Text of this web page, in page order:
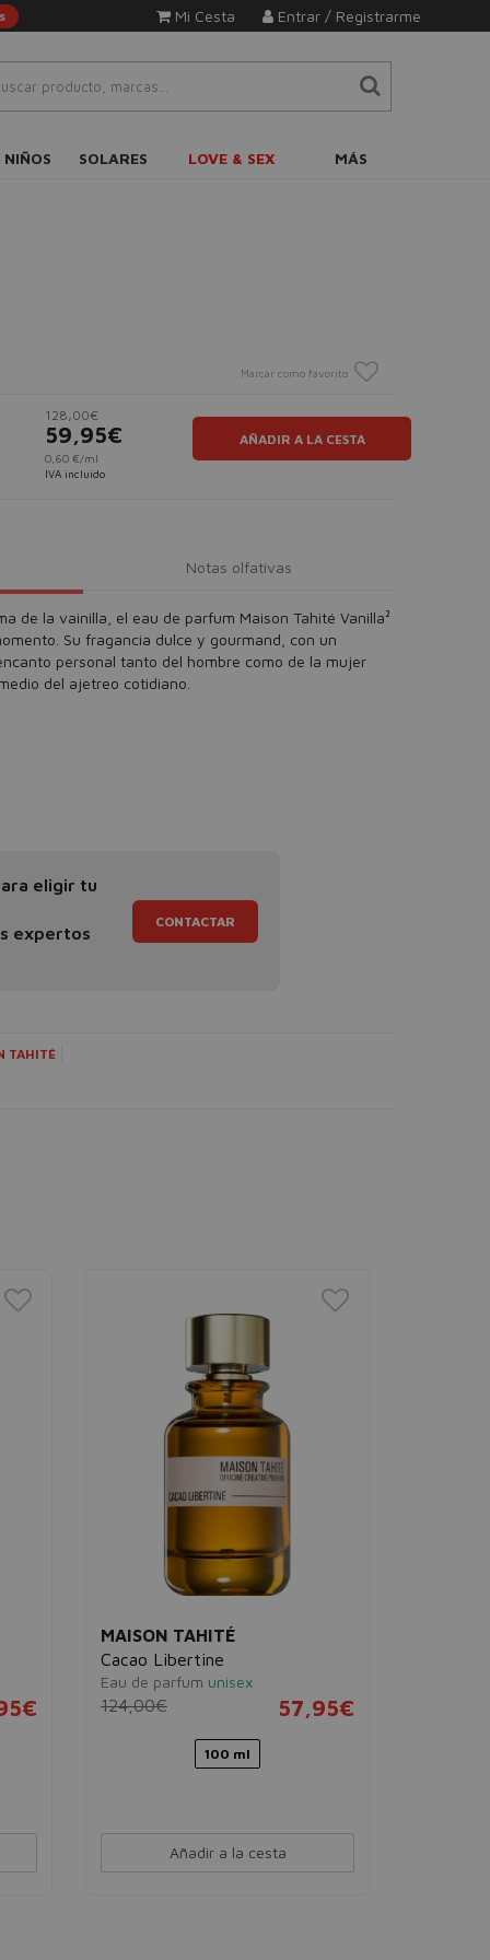
Entrar / Registrarme
Mi Cesta
NIÑOS SOLARES LOVE & SEX MÁS
Marcar como favorito
128,00€
59,95€
0,60 €/ml
IVA incluido
AÑADIR A LA CESTA
Notas olfativas
de la vainilla, el eau de parfum Maison Tahité Vanilla²
Su fragancia dulce y gourmand, con un
personal tanto del hombre como de la mujer
del ajetreo cotidiano.
eligir tu
expertos
CONTACTAR
TAHITÉ
MAISON TAHITÉ
Cacao Libertine
Eau de parfum unisex
124,00€ 57,95€
100 ml
Añadir a la cesta